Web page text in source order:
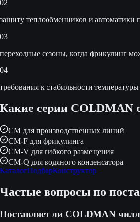
02
защиту теплообменников и автоматики
03
переходные сезоны, когда фрикулинг
04
требования к стабильности
Какие серии COLDMAN
CM для производственных линий
CM-F для фрикулинга
CM-V для гибкого размещения
CM-Q для водяного конденсатора
КаталогПодборКонструктор
Частые вопросы по
Поставляет ли COLDMAN